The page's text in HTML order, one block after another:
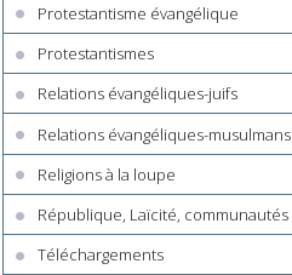
Protestantisme évangélique
Protestantismes
Relations évangéliques-juifs
Relations évangéliques-musulmans
Religions à la loupe
République, Laïcité, communautés
Téléchargements